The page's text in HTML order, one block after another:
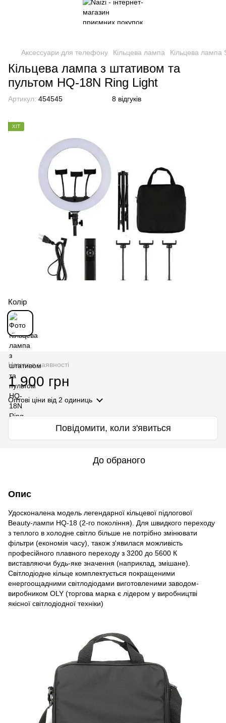
Аксессуари для телефону Кільцева лампа Кільцева лампа
Кільцева лампа з штативом та
пультом HQ-18N Ring Light
Артикул: 454545 8 відгуків
ХІТ
Колір
Немає в наявності
1 900 грн
Оптові ціни від 2 одиниць
Повідомити, коли з'явиться
До обраного
Опис
Удосконалена модель легендарної кільцевої підлогової
Beauty-лампи HQ-18 (2-го покоління). Для швидкого переходу
з теплого в холодне світло більше не потрібно змінювати
фільтри (економія часу), також з'явилася можливість
професійного плавного переходу з 3200 до 5600 К
виставляючи будь-яке значення (наприклад, змішане).
Світлодіодне кільце комплектується покращеними
енергоощадними світлодіодами виготовленими заводом-
виробником OLY (торгова марка є лідером у виробництві
якісної світлодіодної техніки)